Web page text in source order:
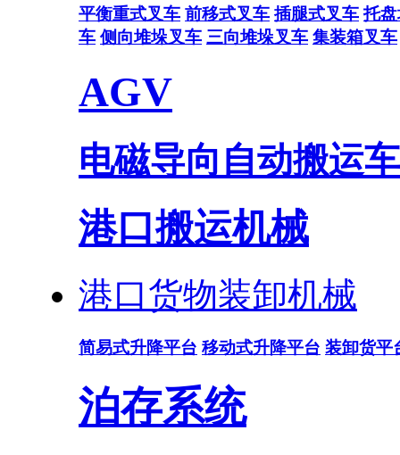
平衡重式叉车 前移式叉车 插腿式叉车 托
车 侧向堆垛叉车 三向堆垛叉车 集装箱叉车
AGV
电磁导向自动搬运车
港口搬运机械
港口货物装卸机械
简易式升降平台 移动式升降平台 装卸货平
泊存系统